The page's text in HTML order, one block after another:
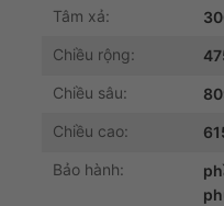
Tâm xả:
Chiều rộng:
Chiều sâu:
Chiều cao:
Bảo hành: